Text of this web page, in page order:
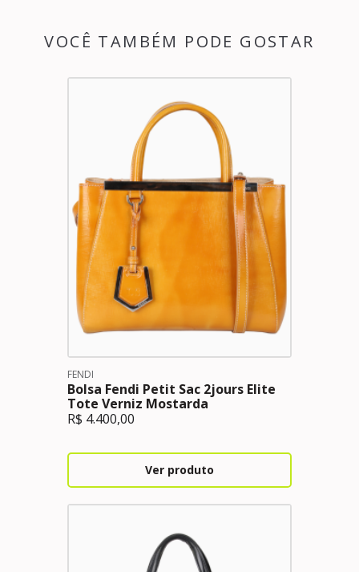
VOCÊ TAMBÉM PODE GOSTAR
FENDI
Bolsa Fendi Petit Sac 2jours Elite
Tote Verniz Mostarda
R$ 4.400,00
Ver produto